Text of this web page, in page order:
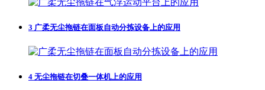
3 广柔无尘拖链在面板自动分拣设备上的应用
4 无尘拖链在切叠一体机上的应用